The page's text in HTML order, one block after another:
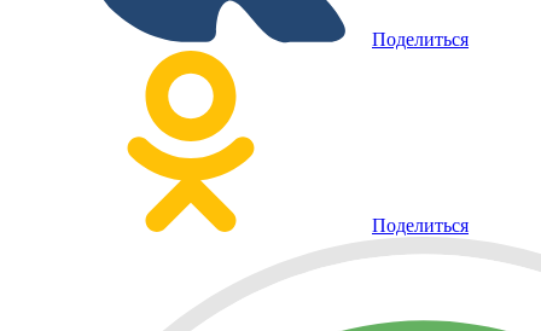
Поделиться
Поделиться